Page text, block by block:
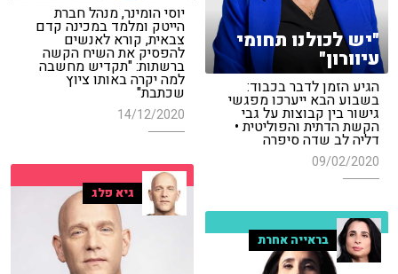
יוסי הומינר, מנהל חברת
הייטק ומלמד במכינה קדם
צבאית, קורא לאנשים
להפסיק את השיח הקשה
ברשתות: "תקדיש מחשבה
למה יקרה באותו ציוץ
שכתבת"
14/12/2020
"יש לכולנו תחומי
עיוורון"
הגיע הזמן לדבר בכבוד:
בשבוע הבא ייערכו מפגשי
גישור בין קבוצות על גבי
הקשת הדתית והפוליטית •
דליה לב שדה סיפרה
09/02/2020
גיא פלג
בראייה אחרת